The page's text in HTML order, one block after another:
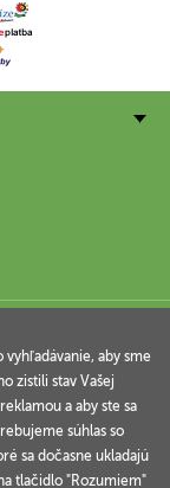
vyhľadávanie, aby sme
zistili stav Vašej
a aby ste sa
súhlas so
sa dočasne ukladajú
tlačidlo "Rozumiem"